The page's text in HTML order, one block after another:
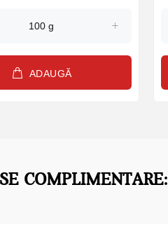
ADAUGĂ
COMPLIMENTARE: